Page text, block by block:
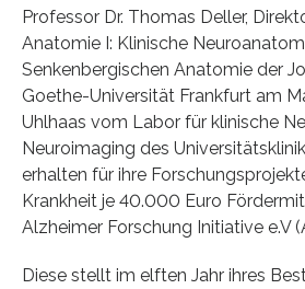
Professor Dr. Thomas Deller,
Anatomie I: Klinische
Senkenbergischen Anatomie der
Goethe-Universität Frankfurt am
Uhlhaas vom Labor für klinische
Neuroimaging des
erhalten für ihre
Krankheit je 40.000 Euro
Alzheimer Forschung Initiative e.V
Diese stellt im elften Jahr ihres